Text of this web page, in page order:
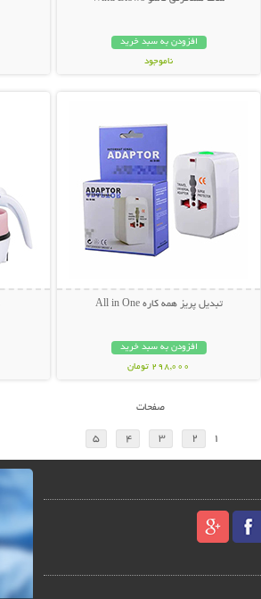
افزودن به سبد خرید
ناموجود
تبدیل پریز همه کاره All in One
افزودن به سبد خرید
298,000 تومان
صفحات
1
2
3
4
5